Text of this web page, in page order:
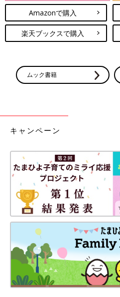
Amazonで購入
楽天ブックスで購入
ムック書籍
キャンペーン